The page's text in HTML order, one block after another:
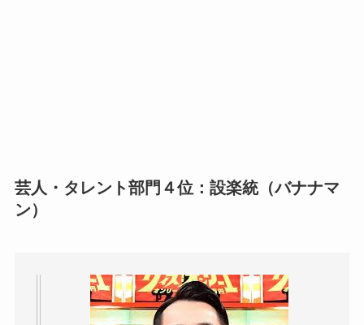
芸人・タレント部門４位：設楽統（バナナマ
ン）